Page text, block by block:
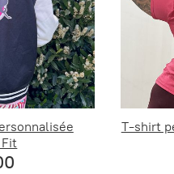
T-shirt